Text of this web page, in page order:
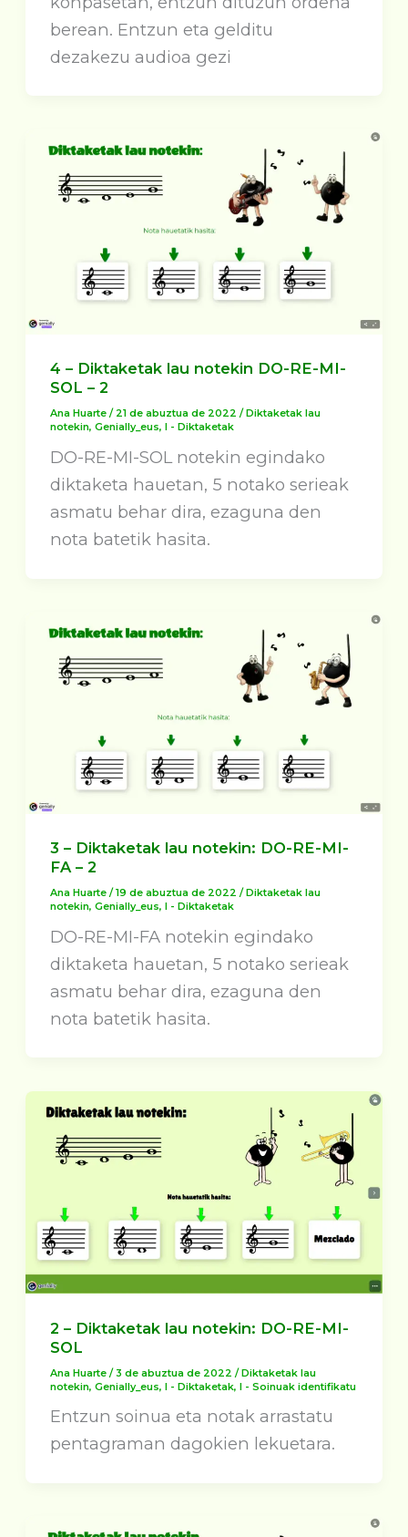
berean. Entzun eta gelditu
dezakezu audioa gezi
4 – Diktaketak lau notekin DO-RE-MI-
SOL – 2
Ana Huarte/ 21 de abuztua de 2022/Diktaketak lau
notekin,Genially_eus,I - Diktaketak
DO-RE-MI-SOL notekin egindako
diktaketa hauetan, 5 notako serieak
asmatu behar dira, ezaguna den
nota batetik hasita.
3 – Diktaketak lau notekin: DO-RE-MI-
FA – 2
Ana Huarte/19 de abuztua de 2022/Diktaketak lau
notekin,Genially_eus,I - Diktaketak
DO-RE-MI-FA notekin egindako
diktaketa hauetan, 5 notako serieak
asmatu behar dira, ezaguna den
nota batetik hasita.
2 – Diktaketak lau notekin: DO-RE-MI-
SOL
Ana Huarte/ 3 de abuztua de 2022/Diktaketak lau
notekin,Genially_eus,I - Diktaketak,I - Soinuak identifikatu
Entzun soinua eta notak arrastatu
pentagraman dagokien lekuetara.